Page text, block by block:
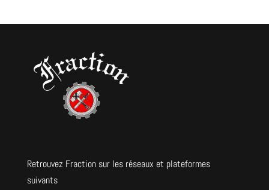
Retrouvez Fraction sur les réseaux et plateformes
suivants